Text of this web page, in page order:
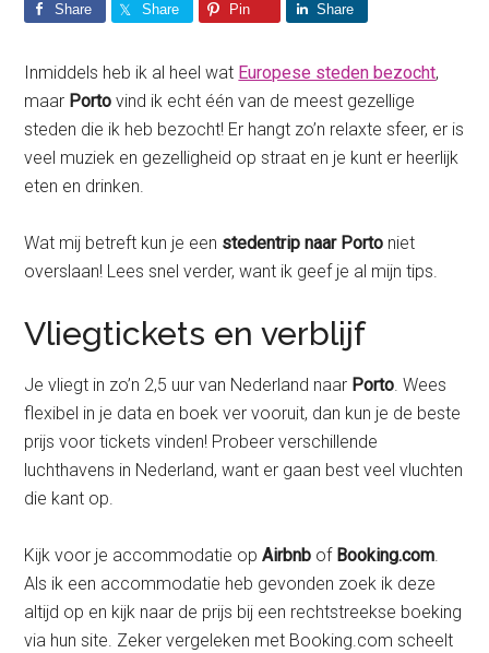
Share Share Pin Share
Inmiddels heb ik al heel wat Europese steden bezocht,
maar Portovind ik echt één van de meest gezellige
steden die ik heb bezocht! Er hangt zo’n relaxte sfeer, er is
veel muziek en gezelligheid op straat en je kunt er heerlijk
eten en drinken.
Wat mij betreft kun je een stedentrip naar Porto niet
overslaan! Lees snel verder, want ik geef je al mijn tips.
Vliegtickets en verblijf
Je vliegt in zo’n 2,5 uur van Nederland naar Porto. Wees
flexibel in je data en boek ver vooruit, dan kun je de beste
prijs voor tickets vinden! Probeer verschillende
luchthavens in Nederland, want er gaan best veel vluchten
die kant op.
Kijk voor je accommodatie opAirbnb of Booking.com.
Als ik een accommodatie heb gevonden zoek ik deze
altijd op en kijk naar de prijs bij een rechtstreekse boeking
via hun site. Zeker vergeleken met Booking.com scheelt